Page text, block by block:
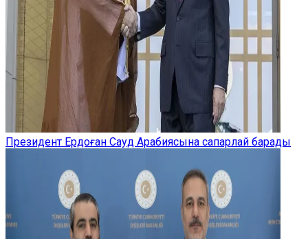
Президент Ердоған Сауд Арабиясына сапарлай барады